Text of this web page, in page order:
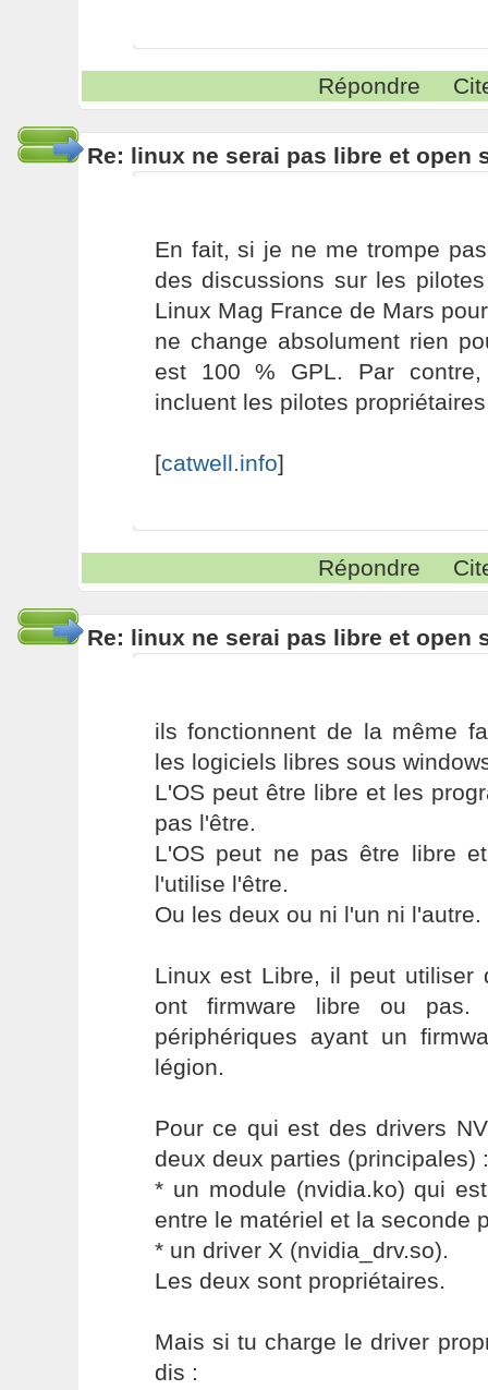
Répondre
Re: linux ne serai pas libre et open
En fait, si je ne me trompe
des discussions sur les
Linux Mag France de Mars
ne change absolument rien
est 100 % GPL. Par
incluent les pilotes
[catwell.info]
Répondre
Re: linux ne serai pas libre et open
ils fonctionnent de la même
les logiciels libres sous
L'OS peut être libre et les
pas l'être.
L'OS peut ne pas être libre
l'utilise l'être.
Ou les deux ou ni l'un ni l'autre.
Linux est Libre, il peut utiliser
ont firmware libre ou pas.
périphériques ayant un
légion.
Pour ce qui est des drivers
deux deux parties (principales) :
* un module (nvidia.ko) qui
entre le matériel et la seconde
* un driver X (nvidia_drv.so).
Les deux sont propriétaires.
Mais si tu charge le driver
dis :